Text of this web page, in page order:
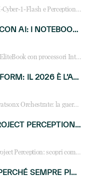
Microsoft lancia MAI-Cyber-1-Flash e Perception: cybersecurity agentica in preview dal 3 novembre. Cosa cambia per MSP, system integrator e reseller.
HP ELITEBOOK CON AI: I NOTEBOOK BUSINESS INTELLIGENTI CHE TRASFORMANO PRODUTTIVITÀ, SICUREZZA E LAVORO IBRIDO
Scopri la gamma HP EliteBook con processori Intel® Core™ Ultra e AMD Ryzen™ AI. Notebook business progettati per aumentare la produttività, migliorare la collaborazione e garantire sicurezza avanzata in ufficio e in mobilità.
AI AGENT PLATFORM: IL 2026 È L’ANNO DEL «SISTEMA OPERATIVO» PER GLI AGENTI AZIENDALI
Frontier, Foundry e watsonx Orchestrate: la guerra delle piattaforme AI agent ridisegna il mercato IT. Cosa cambia per reseller, MSP e system integrator.
MICROSOFT PROJECT PERCEPTION: COME GLI AGENTI AI CAMBIERANNO SOC, CYBERSECURITY E SERVIZI MSP
Microsoft presenta Project Perception: scopri come gli agenti AI possono trasformare cybersecurity, SOC e servizi gestiti degli MSP.
HP PROBOOK: PERCHÉ SEMPRE PIÙ AZIENDE SCELGONO NOTEBOOK PROGETTATI PER IL LAVORO MODERNO